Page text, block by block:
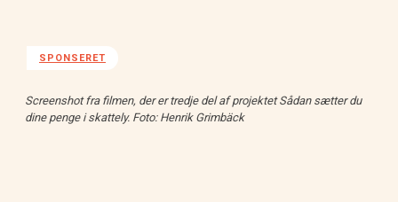
SPONSERET
Screenshot fra filmen, der er tredje del af projektet Sådan sætter du
dine penge i skattely. Foto: Henrik Grimbäck